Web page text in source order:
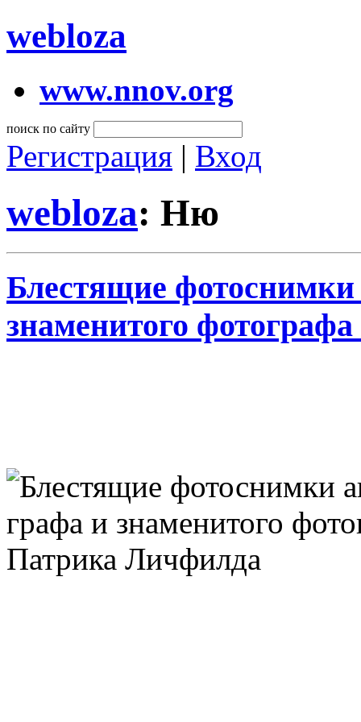
webloza
www.nnov.org
поиск по сайту
Регистрация | Вход
webloza: Ню
Блестящие фотоснимки
знаменитого